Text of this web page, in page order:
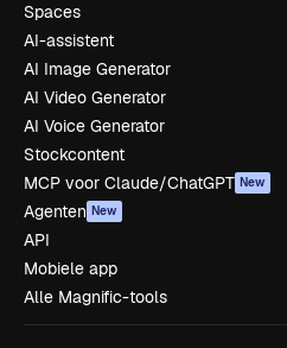
Spaces
AI-assistent
AI Image Generator
AI Video Generator
AI Voice Generator
Stockcontent
MCP voor Claude/ChatGPT New
Agenten New
API
Mobiele app
Alle Magnific-tools